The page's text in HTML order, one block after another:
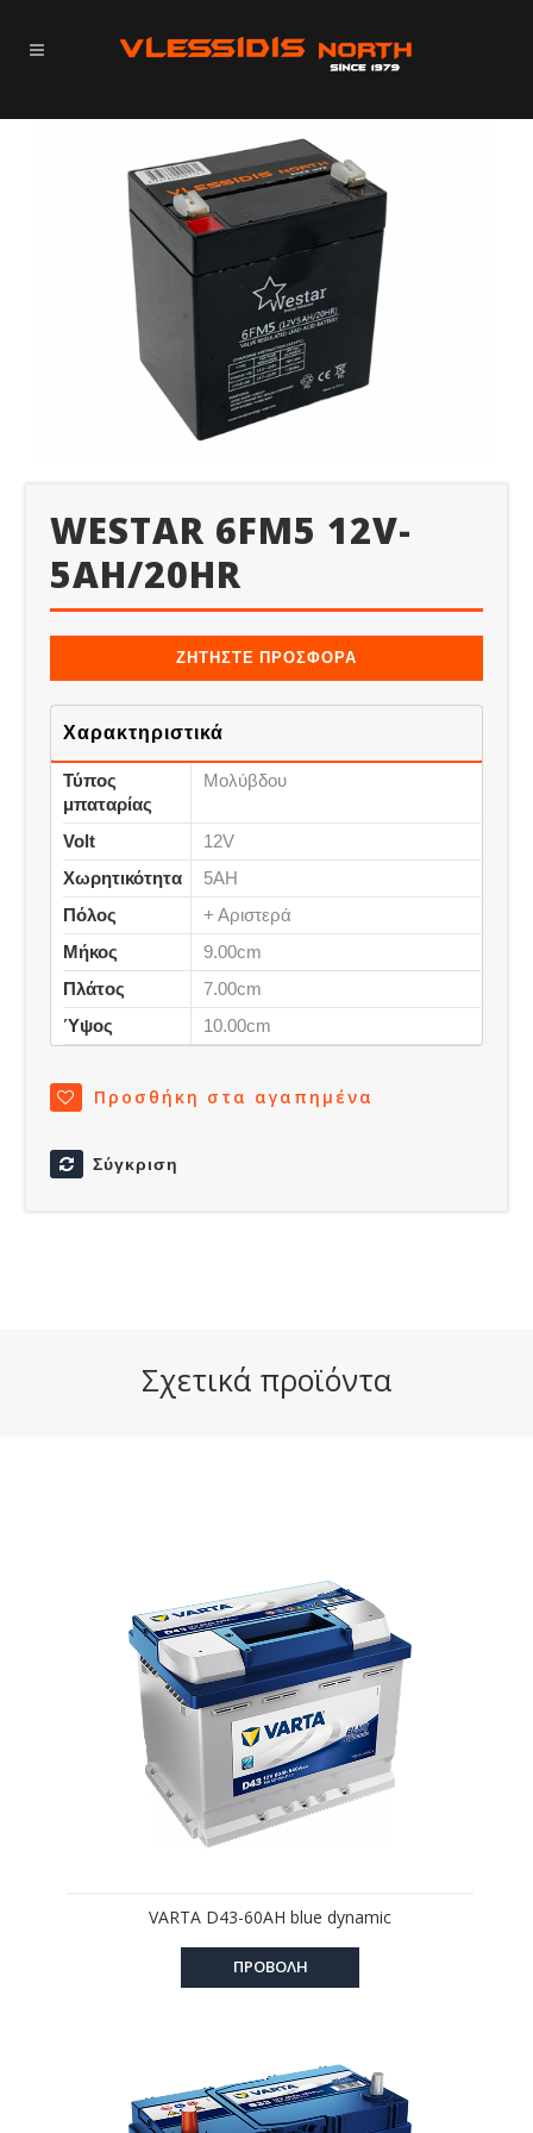
WESTAR 6FM5 12V-
5AH/20HR
ΖΗΤΗΣΤΕ ΠΡΟΣΦΟΡΑ
Προσθήκη στα αγαπημένα
Σύγκριση
Χαρακτηριστικά
Τύπος
μπαταρίας
Μολύβδου
Volt
12V
Χωρητικότητα
5AH
Πόλος
+ Αριστερά
Μήκος
9.00cm
Πλάτος
7.00cm
Ύψος
10.00cm
Σχετικά προϊόντα
VARTA D43-60AH blue dynamic
ΠΡΟΒΟΛΗ